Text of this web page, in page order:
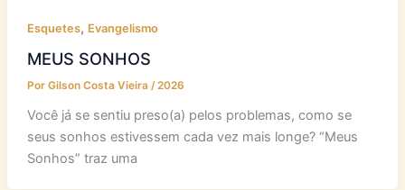
Esquetes, Evangelismo
MEUS SONHOS
Por Gilson Costa Vieira /2026
Você já se sentiu preso(a) pelos problemas, como se
seus sonhos estivessem cada vez mais longe? “Meus
Sonhos” traz uma